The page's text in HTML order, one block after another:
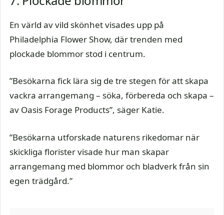
En värld av vild skönhet visades upp på
Philadelphia Flower Show, där trenden med
plockade blommor stod i centrum.
”Besökarna fick lära sig de tre stegen för att skapa
vackra arrangemang – söka, förbereda och skapa –
av Oasis Forage Products”, säger Katie.
”Besökarna utforskade naturens rikedomar när
skickliga florister visade hur man skapar
arrangemang med blommor och bladverk från sin
egen trädgård.”